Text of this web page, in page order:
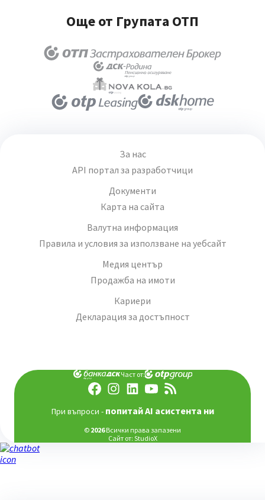
Още от Групата ОТП
За нас
API портал за разработчици
Документи
Карта на сайта
Валутна информация
Правила и условия за използване на уебсайт
Медия център
Продажба на имоти
Кариери
Декларация за достъпност
Част от:
При въпроси - попитай AI асистента ни
© 2026Всички права запазени
Сайт от: StudioX